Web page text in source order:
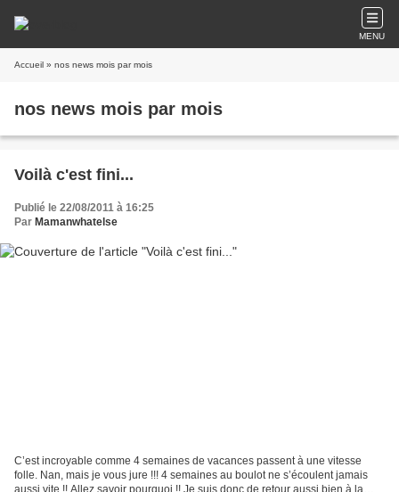
MENU
Accueil » nos news mois par mois
nos news mois par mois
Voilà c'est fini...
Publié le 22/08/2011 à 16:25
Par Mamanwhatelse
C’est incroyable comme 4 semaines de vacances passent à une vitesse
folle. Nan, mais je vous jure !!! 4 semaines au boulot ne s’écoulent jamais
aussi vite !! Allez savoir pourquoi !! Je suis donc de retour aussi bien à la